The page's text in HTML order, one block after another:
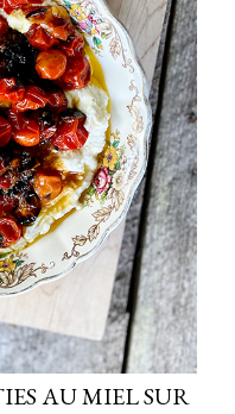
AU MIEL SUR